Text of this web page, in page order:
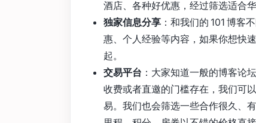
酒店、各种好优惠，经过筛选适合
独家信息分享 ：和我们的 101 博客
惠、个人经验等内容，如果你想快
起。
交易平台 ：大家知道一般的博客论
收费或者直邀的门槛存在，我们可
易。我们也会筛选一些合作很久、